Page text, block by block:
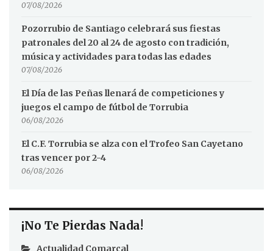
07/08/2026
Pozorrubio de Santiago celebrará sus fiestas
patronales del 20 al 24 de agosto con tradición,
música y actividades para todas las edades
07/08/2026
El Día de las Peñas llenará de competiciones y
juegos el campo de fútbol de Torrubia
06/08/2026
El C.F. Torrubia se alza con el Trofeo San Cayetano
tras vencer por 2-4
06/08/2026
¡No Te Pierdas Nada!
Actualidad Comarcal